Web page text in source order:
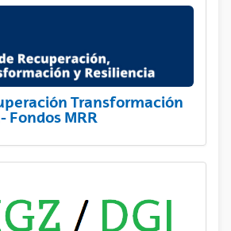
Transformación
Fondos MRR